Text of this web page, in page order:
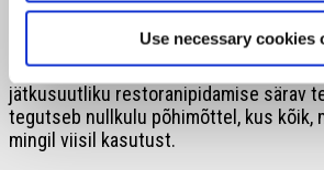
Use necessary cookies
Fotod: Fotografiska
Fotografiska on Eesti toidumaastikul
jätkusuutliku restoranipidamise särav
tegutseb nullkulu põhimõttel, kus kõik,
mingil viisil kasutust.